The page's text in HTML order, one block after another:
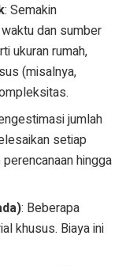
: Semakin
dan sumber
ukuran rumah,
(misalnya,
jumlah
setiap
hingga
: Beberapa
khusus. Biaya ini